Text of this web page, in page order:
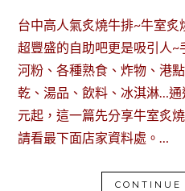
台中高人氣炙燒牛排~牛室炙
超豐盛的自助吧更是吸引人
河粉、各種熟食、炸物、港
乾、湯品、飲料、冰淇淋…
元起，這一篇先分享牛室炙
請看最下面店家資料處。…
CONTINUE